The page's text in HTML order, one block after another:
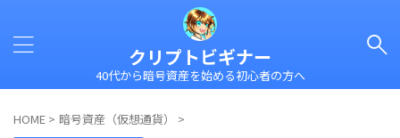
クリプトビギナー
40代から暗号資産を始める初心者の方へ
HOME > 暗号資産（仮想通貨）
>